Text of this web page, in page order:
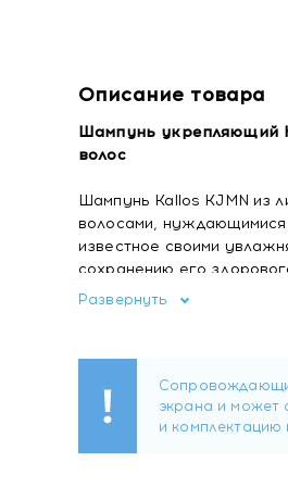
Описание товара
Шампунь укрепляющий
волос
Шампунь Kallos KJMN из
волосами, нуждающимися
известное своими
сохранению его
упругостью и
Кокосовое масло
молекулярному
Развернуть